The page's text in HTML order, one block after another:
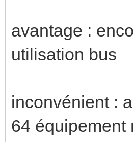
avantage :
utilisation bus
inconvénient :
64 équipement